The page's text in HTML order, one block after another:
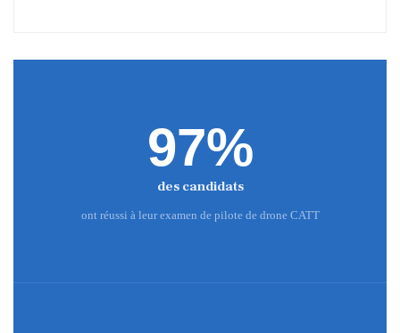
97%
des candidats
ont réussi à leur examen de pilote de drone CATT